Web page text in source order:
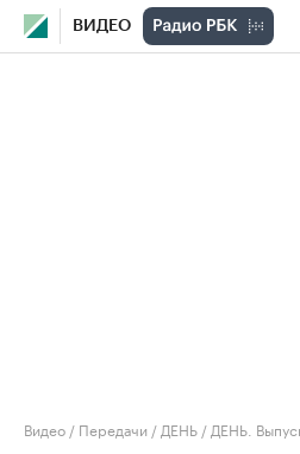
ВИДЕО
Видео / Передачи / ДЕНЬ / ДЕНЬ.